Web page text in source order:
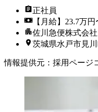
正社員
【月給】23.7万円
佐川急便株式会社
茨城県水戸市見川
情報提供元 ： 採用ページ